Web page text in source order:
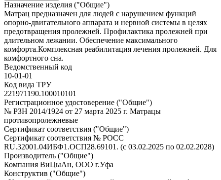
Назначение изделия ("Общие")
Матрац предназначен для людей с нарушением функций
опорно-двигательного аппарата и нервной системы в целях
предотвращения пролежней. Профилактика пролежней при
длительном лежании. Обеспечение максимального
комфорта.Комплексная реабилитация лечения пролежней. Для
комфортного сна.
Ведомственный код
10-01-01
Код вида ТРУ
221971190.100010101
Регистрационное удостоверение ("Общие")
№ РЗН 2014/1924 от 27 марта 2025 г. Матрацы
противопролежневые
Сертификат соответствия ("Общие")
Сертификат соответствия № РОСС
RU.32001.04ИБФ1.ОСП28.69101. (с 03.02.2025 по 02.02.2028)
Производитель ("Общие")
Компания ВиЦыАн, ООО г.Уфа
Конструктив ("Общие")